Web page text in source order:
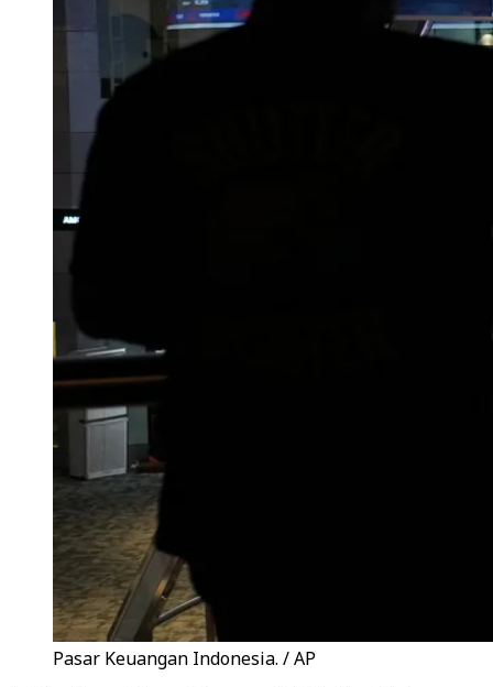
Pasar Keuangan Indonesia. / AP